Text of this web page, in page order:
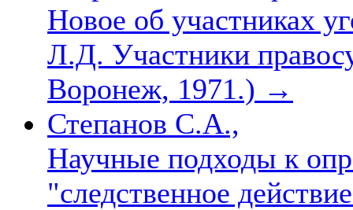
Новое об участниках
Л.Д. Участники
Воронеж, 1971.) →
Степанов С.А.,
Научные подходы к
"следственное